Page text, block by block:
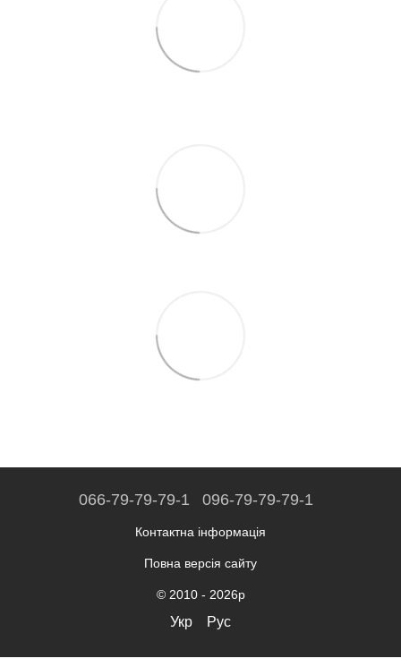
066-79-79-79-1 096-79-79-79-1
Контактна інформація
Повна версія сайту
© 2010 - 2026р
Укр Рус